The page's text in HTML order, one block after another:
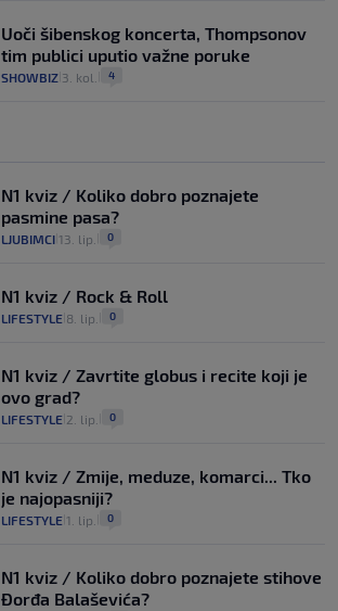
Uoči šibenskog koncerta, Thompsonov
tim publici uputio važne poruke
SHOWBIZ 3. kol. 4
N1 kviz / Koliko dobro poznajete
pasmine pasa?
LJUBIMCI 13. lip. 0
N1 kviz / Rock & Roll
LIFESTYLE 8. lip. 0
N1 kviz / Zavrtite globus i recite koji je
ovo grad?
LIFESTYLE 2. lip. 0
N1 kviz / Zmije, meduze, komarci... Tko
je najopasniji?
LIFESTYLE 1. lip. 0
N1 kviz / Koliko dobro poznajete stihove
Đorđa Balaševića?